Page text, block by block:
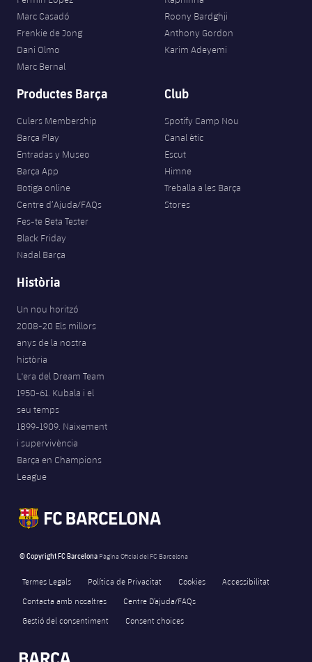
Marc Casadó
Frenkie de Jong
Dani Olmo
Marc Bernal
Roony Bardghji
Anthony Gordon
Karim Adeyemi
Productes Barça
Culers Membership
Barça Play
Entradas y Museo
Barça App
Botiga online
Centre d’Ajuda/FAQs
Fes-te Beta Tester
Black Friday
Nadal Barça
Club
Spotify Camp Nou
Canal ètic
Escut
Himne
Treballa a les Barça
Stores
Història
Un nou horitzó
2008-20 Els millors
anys de la nostra
història
L'era del Dream Team
1950-61. Kubala i el
seu temps
1899-1909. Naixement
i supervivència
Barça en Champions
League
© Copyright FC Barcelona Pàgina Oficial del FC Barcelona
Termes Legals Política de Privacitat Cookies
Accessibilitat
Contacta amb nosaltres
Centre D’ajuda/FAQs
Gestió del consentiment
Consent choices